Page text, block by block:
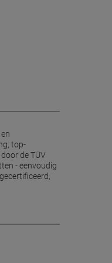
top-
de TÜV
- eenvoudig